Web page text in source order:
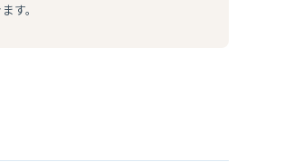
す。